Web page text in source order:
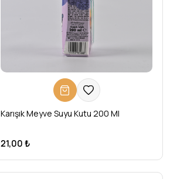
Karışık Meyve Suyu Kutu 200 Ml
21,00 ₺